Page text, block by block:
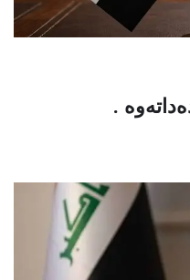
.